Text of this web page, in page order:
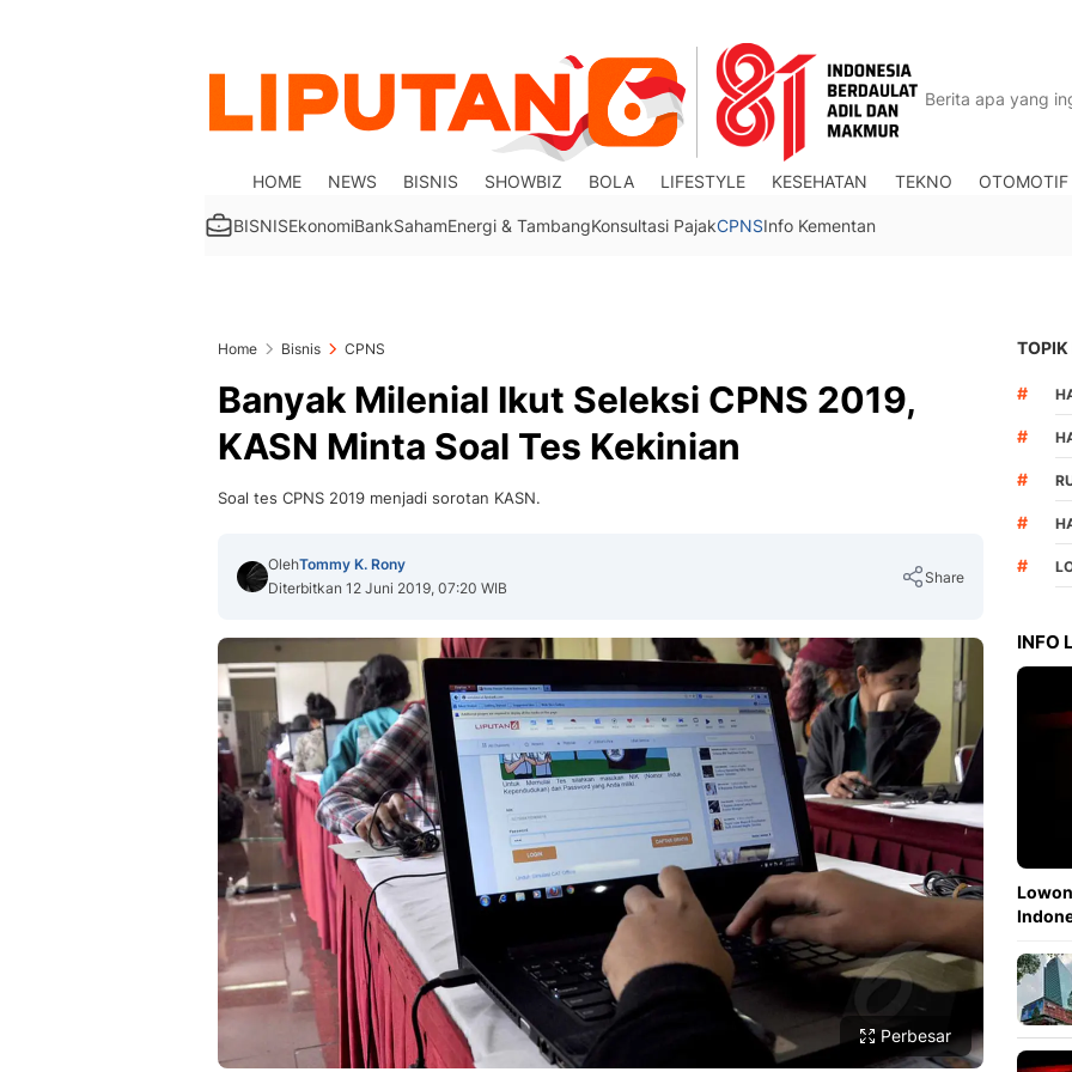
HOME NEWS BISNIS SHOWBIZ BOLA LIFESTYLE KESEHATAN TEKNO OTOMOTIF
BISNISEkonomiBankSahamEnergi & TambangKonsultasi PajakCPNSInfo Kementan
Home Bisnis CPNS
Banyak Milenial Ikut Seleksi CPNS 2019,
KASN Minta Soal Tes Kekinian
Soal tes CPNS 2019 menjadi sorotan KASN.
OlehTommy K. Rony
Diterbitkan 12 Juni 2019, 07:20 WIB
Share
Copy Link
Perbesar
TOPIK
#
#
#
#
#
INFO